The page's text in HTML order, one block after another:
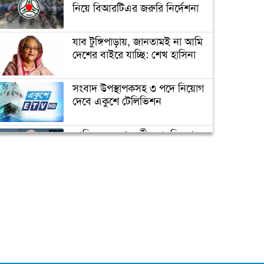
উদ্ধার
অবৈধ স্থাপনা উচ্ছেদ ও মাস্ক
পরিধান নিশ্চিতকল্পে ডিএনসিসির
মাদক ও মধ্যরাতে গান-বাজনার
নিয়ে বিআরটিএর জরুরি নির্দেশনা
যাব টুঙ্গিপাড়ায়, জানতামই না আমি
দেশের বাইরে যাচ্ছি: শেখ হাসিনা
সংবাদ উপস্থাপকসহ ৩ পদে নিয়োগ
দেবে একুশে টেলিভিশন
জাতিসংঘের পরবর্তী মহাসচিব পদে